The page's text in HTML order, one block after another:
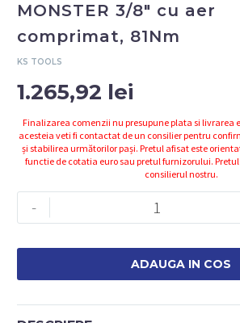
MONSTER 3/8″ cu aer
comprimat, 81Nm
KS TOOLS
1.265,92 lei
Finalizarea comenzii nu presupune plata si livrarea
acesteia veti fi contactat de un consilier pentru
și stabilirea următorilor pași. Pretul afisat este
functie de cotatia euro sau pretul furnizorului.
consilierul nostru.
-
Cantitate
Clichet
3/8"
cu
ADAUGA IN COS